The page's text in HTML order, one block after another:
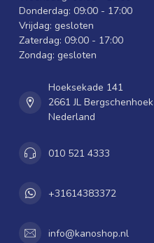
Donderdag: 09:00 - 17:00
Vrijdag: gesloten
Zaterdag: 09:00 - 17:00
Zondag: gesloten
Hoeksekade 141
2661 JL Bergschenhoek
Nederland
010 521 4333
+31614383372
info@kanoshop.nl